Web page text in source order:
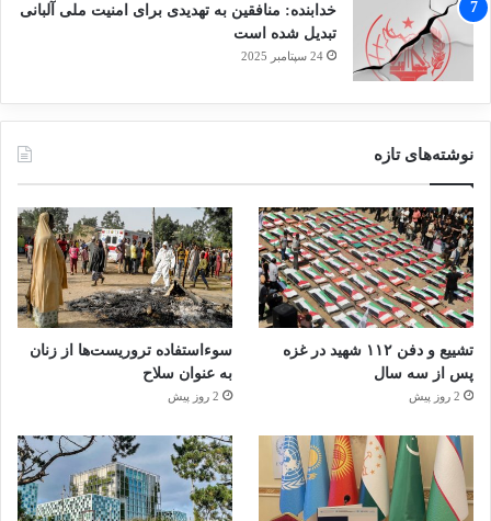
خدابنده: منافقین به تهدیدی برای امنیت ملی آلبانی
تبدیل شده است
24 سپتامبر 2025
نوشته‌های تازه
تشییع و دفن ۱۱۲ شهید در غزه
پس از سه سال
2 روز پیش
سوءاستفاده تروریست‌ها از زنان
به عنوان سلاح
2 روز پیش